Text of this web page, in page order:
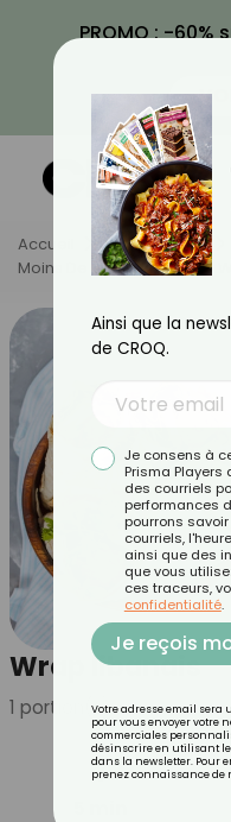
PROMO : -60%
Accueil Nos Recettes
Moins De 600 Calories
Wrap libanais
1 portion(s)
Ainsi que la
de CROQ.
Je consens à
Prisma Players
des courriels
performances
pourrons
courriels,
ainsi que des
que vous
ces traceurs,
confidentialité.
Je reçois
Votre adresse email sera
pour vous envoyer votre
commerciales
désinscrire en utilisant
dans la newsletter. Pour
prenez connaissance de